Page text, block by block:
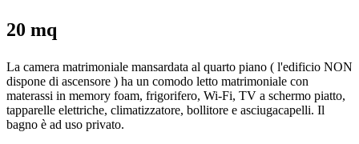
20 mq
La camera matrimoniale mansardata al quarto piano ( l'edificio NON
dispone di ascensore ) ha un comodo letto matrimoniale con
materassi in memory foam, frigorifero, Wi-Fi, TV a schermo piatto,
tapparelle elettriche, climatizzatore, bollitore e asciugacapelli. Il
bagno è ad uso privato.